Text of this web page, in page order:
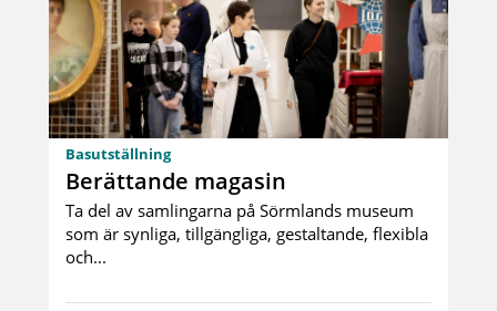
Basutställning
Berättande magasin
Ta del av samlingarna på Sörmlands museum
som är synliga, tillgängliga, gestaltande, flexibla
och...